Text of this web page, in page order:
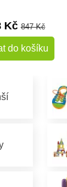
Kč847 Kč
do košíku